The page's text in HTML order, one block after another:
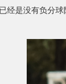
是没有负分球